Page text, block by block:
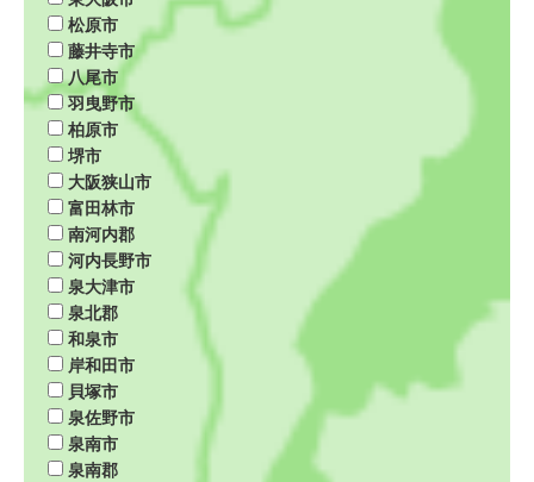
松原市
藤井寺市
八尾市
羽曳野市
柏原市
堺市
大阪狭山市
富田林市
南河内郡
河内長野市
泉大津市
泉北郡
和泉市
岸和田市
貝塚市
泉佐野市
泉南市
泉南郡